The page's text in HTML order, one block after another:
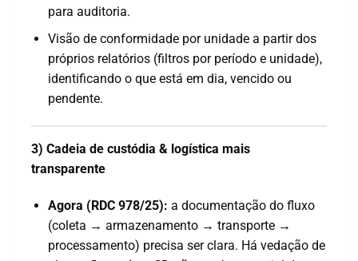
para auditoria.
Visão de conformidade por unidade a partir dos
próprios relatórios (filtros por período e unidade),
identificando o que está em dia, vencido ou
pendente.
3) Cadeia de custódia & logística mais
transparente
Agora (RDC 978/25): a documentação do fluxo
(coleta → armazenamento → transporte →
processamento) precisa ser clara. Há vedação de